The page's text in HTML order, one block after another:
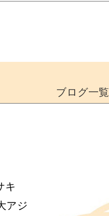
ブログ一覧
キ
アジ